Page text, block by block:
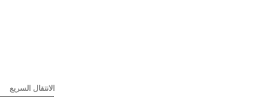
الانتقال السريع